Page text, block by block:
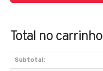
cultivo
práticas
educativas
Total no carrinho